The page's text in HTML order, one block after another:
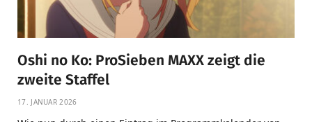
Oshi no Ko: ProSieben MAXX zeigt die
zweite Staffel
17. JANUAR 2026